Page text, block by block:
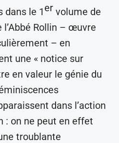
dans le 1er volume de
l’Abbé Rollin – œuvre
– en
une « notice sur
en valeur le génie du
dans l’action
: on ne peut en effet
troublante